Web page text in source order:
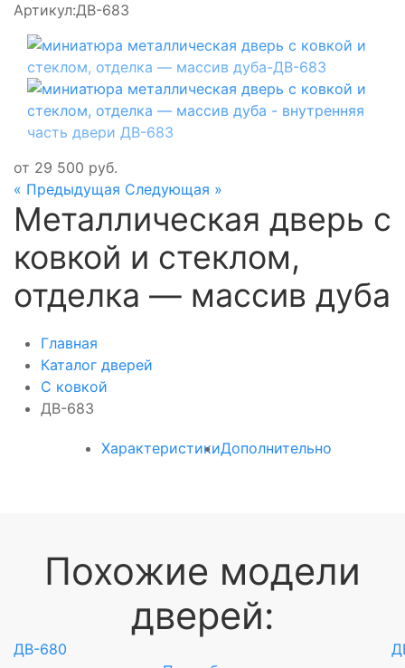
Артикул:ДВ-683
от 29 500 руб.
« Предыдущая Следующая »
Металлическая дверь с
ковкой и стеклом,
отделка — массив дуба
Главная
Каталог дверей
С ковкой
ДВ-683
ХарактеристикиДополнительно
Похожие модели
дверей:
ДВ-680